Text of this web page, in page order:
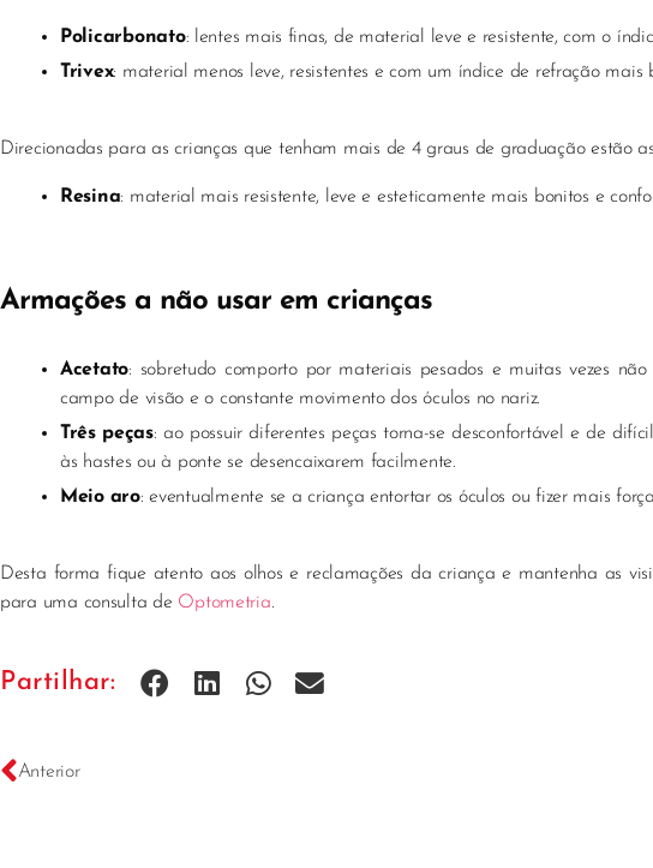
Policarbonato: lentes mais finas, de material leve e resistente, com o
Trivex: material menos leve, resistentes e com um índice de refração
Direcionadas para as crianças que tenham mais de 4 graus de graduação estão
Resina: material mais resistente, leve e esteticamente mais bonitos e
Armações a não usar em crianças
Acetato: sobretudo comporto por materiais pesados e muitas vezes
campo de visão e o constante movimento dos óculos no nariz.
Três peças: ao possuir diferentes peças torna-se desconfortável e de
às hastes ou à ponte se desencaixarem facilmente.
Meio aro: eventualmente se a criança entortar os óculos ou fizer mais
Desta forma fique atento aos olhos e reclamações da criança e mantenha as
para uma consulta de Optometria.
Partilhar:
Anterior